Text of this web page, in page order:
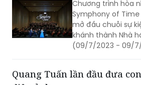
Chương trình hòa
Symphony of
mở đầu chuỗi sự
khánh thành Nhà
(09/7/2023 - 09/
Quang Tuấn lần đầu đưa